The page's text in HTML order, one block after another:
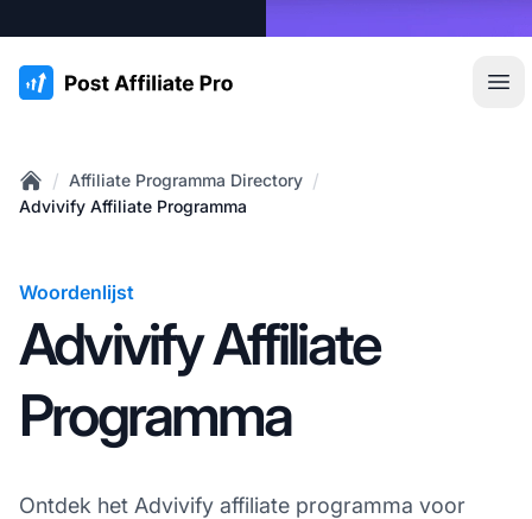
:site.title
Home
/ Affiliate Programma Directory /
Advivify Affiliate Programma
Woordenlijst
Advivify Affiliate
Programma
Ontdek het Advivify affiliate programma voor